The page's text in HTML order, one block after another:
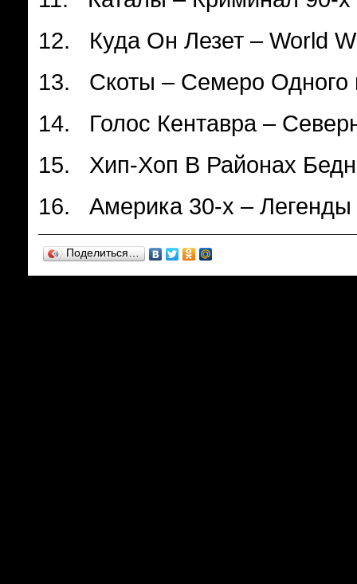
12. Куда Он Лезет – World
13. Скоты – Семеро Одного
14. Голос Кентавра –
15. Хип-Хоп В Районах
16. Америка 30-х – Легенды
Поделиться…